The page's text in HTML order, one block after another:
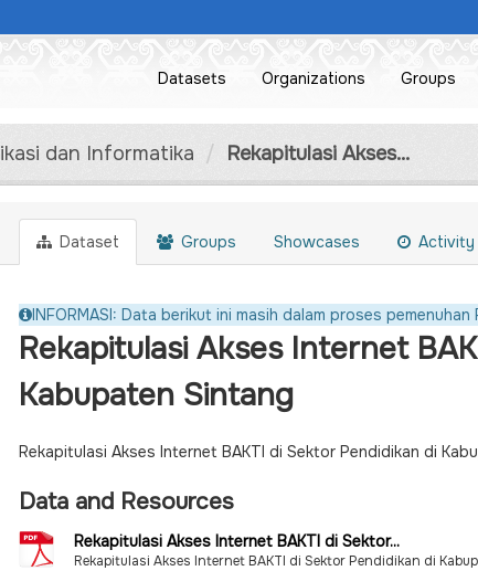
Datasets Organizations Groups
dan Informatika Rekapitulasi Akses...
Dataset Groups Showcases Activity
INFORMASI: Data berikut ini masih dalam proses pemenuhan
Rekapitulasi Akses Internet
Kabupaten Sintang
Rekapitulasi Akses Internet BAKTI di Sektor Pendidikan di
Data and Resources
Rekapitulasi Akses Internet BAKTI di Sektor...
Rekapitulasi Akses Internet BAKTI di Sektor Pendidikan di